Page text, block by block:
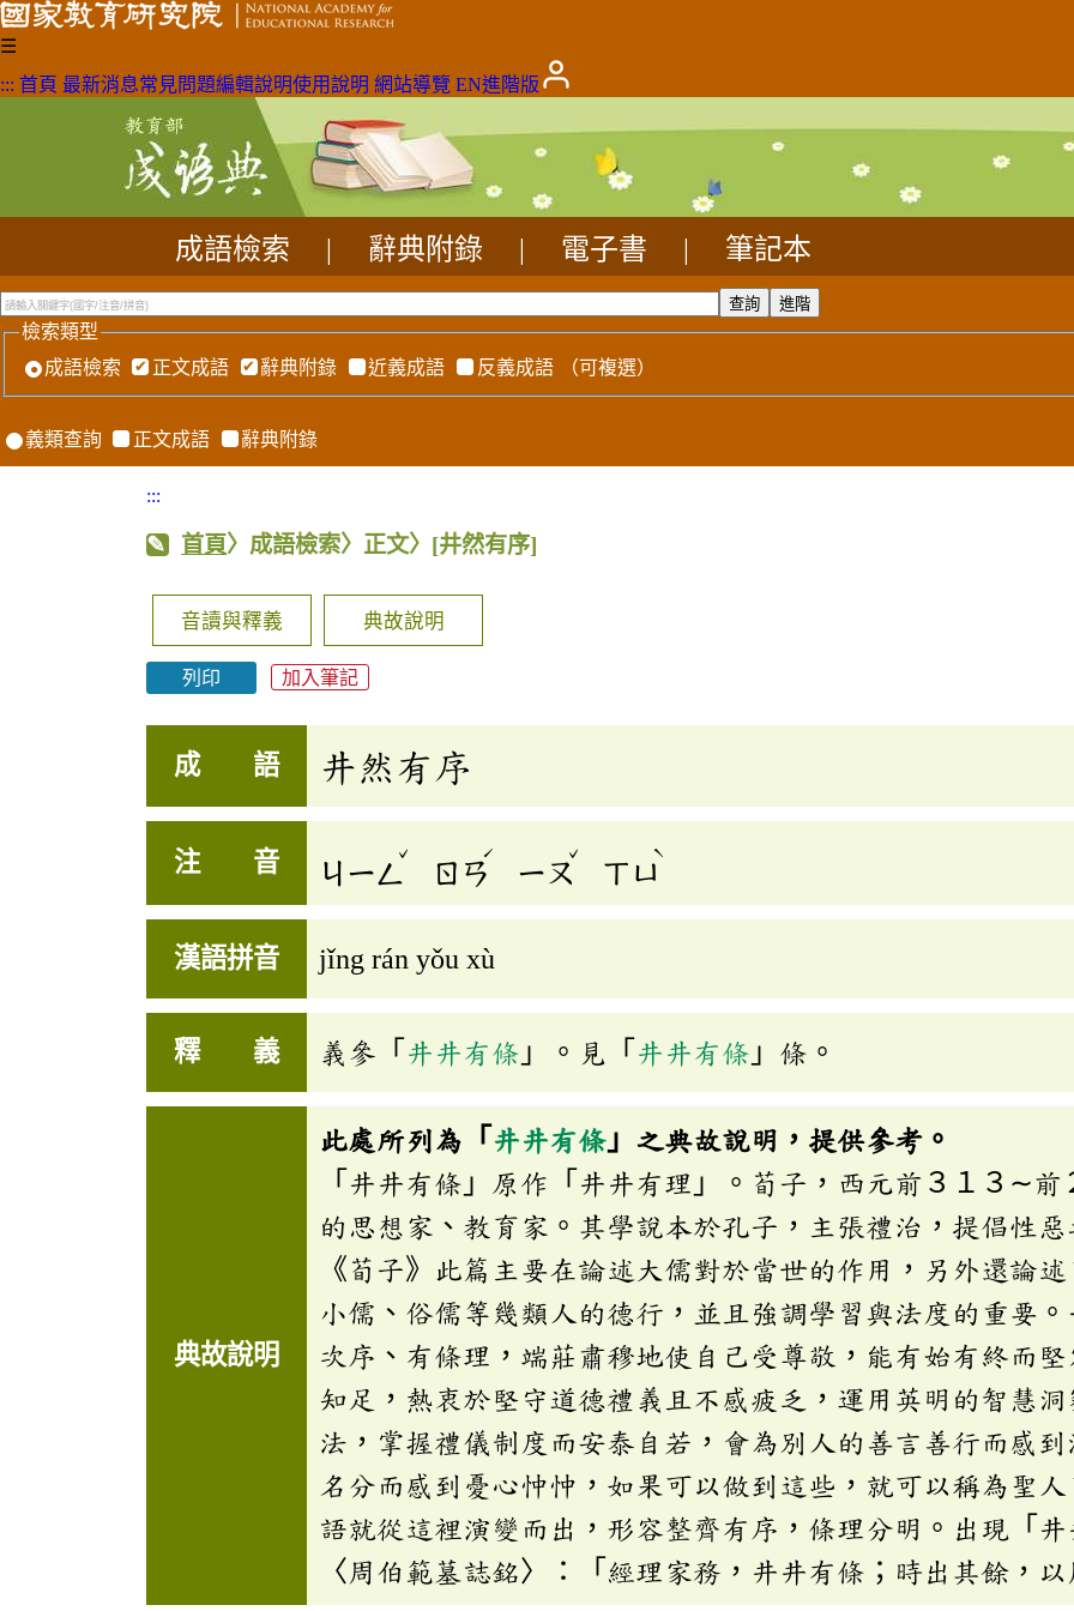
☰
::: 首頁 最新消息常見問題編輯說明使用說明 網站導覽 EN進階版
成語檢索 辭典附錄 電子書 筆記本
檢索類型
成語檢索
正文成語 辭典附錄 近義成語 反義成語 （可複選）
義類查詢 正文成語 辭典附錄
:::
首頁〉成語檢索〉正文〉 [井然有序]
音讀與釋義 典故說明
列印 加入筆記
成 語 井然有序
注 音 ㄐㄧㄥ
ˇ
ㄖㄢ
ˊ
ㄧㄡ
ˇ
ㄒㄩ
ˋ
漢語拼音 jǐng rán yǒu xù
釋 義 義參「 井井有條 」。見「 井井有條 」條。
典故說明
此處所列為「 井井有條 」之典故說明，提供參考。
「井井有條」原作「井井有理」。荀子，西元前３１３∼
的思想家、教育家。其學說本於孔子，主張禮治，提倡性
《荀子》此篇主要在論述大儒對於當世的作用，另外還論
小儒、俗儒等幾類人的德行，並且強調學習與法度的重要
次序、有條理，端莊肅穆地使自己受尊敬，能有始有終而
知足，熱衷於堅守道德禮義且不感疲乏，運用英明的智慧
法，掌握禮儀制度而安泰自若，會為別人的善言善行而感
名分而感到憂心忡忡，如果可以做到這些，就可以稱為聖
語就從這裡演變而出，形容整齊有序，條理分明。出現「
〈周伯範墓誌銘〉：「經理家務，井井有條；時出其餘，以